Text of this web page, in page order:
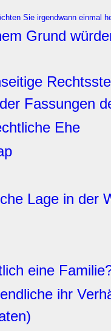
Sie irgendwann einmal
Grund
Fassungen
Ehe
Lage in der
eine
ihr